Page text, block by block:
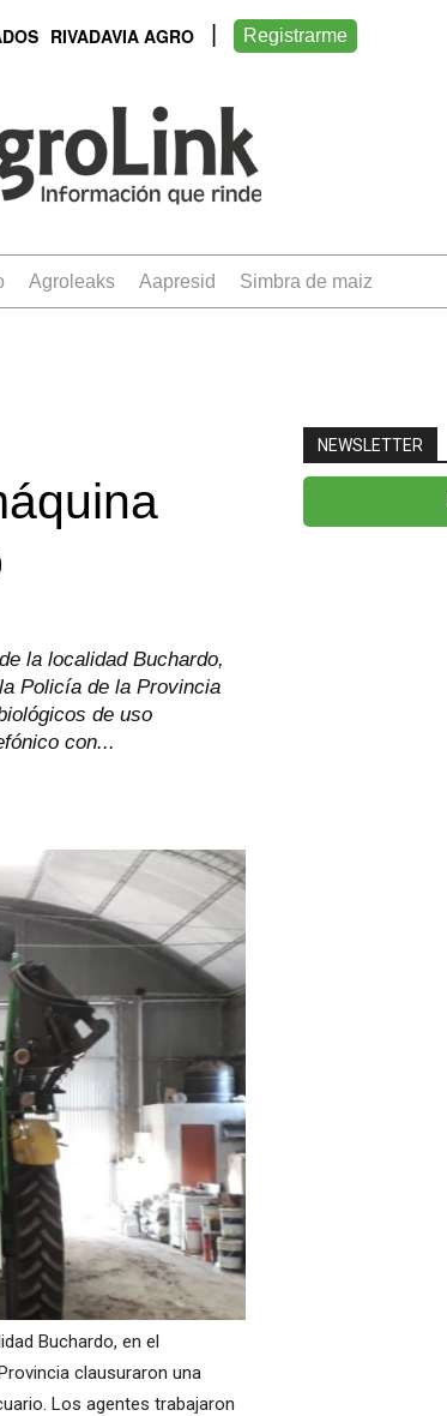
RIVADAVIA AGRO Registrarme
Agroleaks aapresid simbra de maiz
la localidad Buchardo,
Policía de la Provincia
de uso
con...
Buchardo, en el
clausuraron una
Los agentes trabajaron
NEWSLETTER